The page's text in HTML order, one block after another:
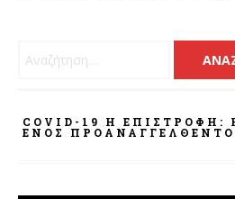
Αναζήτηση για:
COVID-19 Η
ΕΝΌΣ